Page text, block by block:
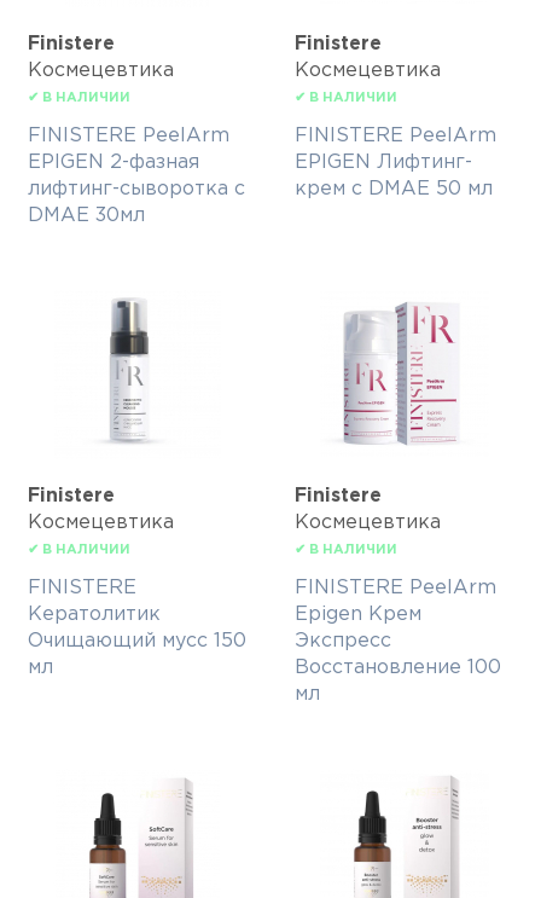
Finisterе
Космецевтика
✔ В НАЛИЧИИ
FINISTERE PeelArm
EPIGEN 2-фазная
лифтинг-сыворотка с
DMAE 30мл
Finisterе
Космецевтика
✔ В НАЛИЧИИ
FINISTERE PeelArm
EPIGEN Лифтинг-
крем с DMAE 50 мл
Finisterе
Космецевтика
✔ В НАЛИЧИИ
FINISTERE
Кератолитик
Очищающий мусс 150
мл
Finisterе
Космецевтика
✔ В НАЛИЧИИ
FINISTERE PeelArm
Epigen Крем
Экспресс
Восстановление 100
мл